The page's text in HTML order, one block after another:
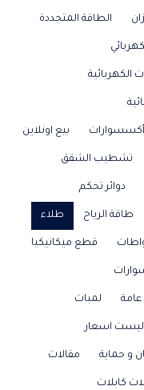
الطاقة المتجددة
الكهربائية
بيع اونلاين
تشطيب الشقق
دوائر تحكم
طاقة الرياح طلاء
قطع ميكانيكيا
عامة لمبات
ليست اسعار
و حماية مقالات
كابلات